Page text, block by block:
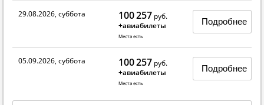
29.08.2026, суббота 100 257 руб.
+авиабилеты
Места есть
Подробнее
05.09.2026, суббота 100 257 руб.
+авиабилеты
Места есть
Подробнее